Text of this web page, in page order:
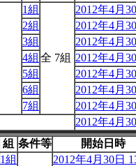
1組
全 7組
2012年4月
2組
2012年4月
3組
2012年4月
4組
2012年4月
5組
2012年4月
6組
2012年4月
7組
2012年4月
2012年4月
組 条件等
開始日時
1組
2012年4月30日